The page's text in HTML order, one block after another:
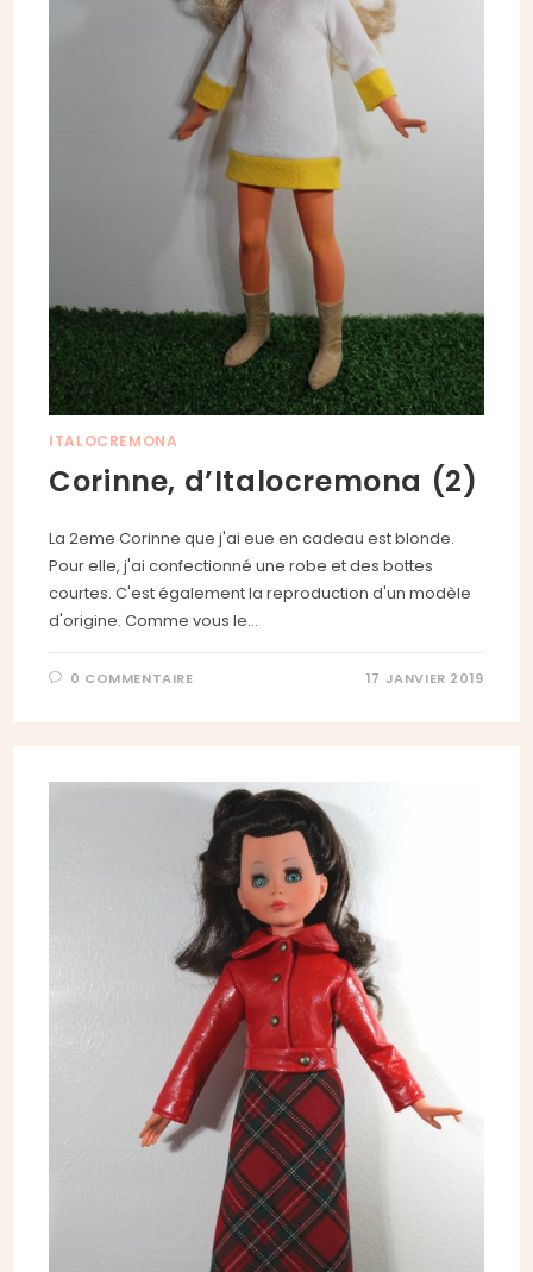
ITALOCREMONA
Corinne, d’Italocremona (2)
La 2eme Corinne que j'ai eue en cadeau est blonde.
Pour elle, j'ai confectionné une robe et des bottes
courtes. C'est également la reproduction d'un modèle
d'origine. Comme vous le…
0 COMMENTAIRE 17 JANVIER 2019